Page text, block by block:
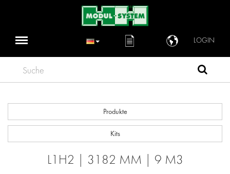
LOGIN
Suche
Produkte
Kits
L1H2 | 3182 MM | 9 M3